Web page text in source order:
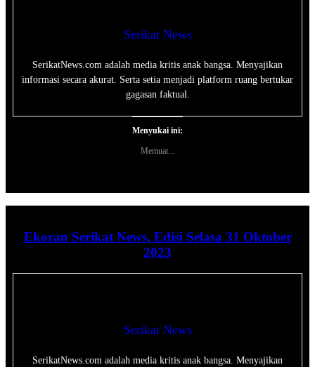
Serikat News
SerikatNews.com adalah media kritis anak bangsa. Menyajikan
informasi secara akurat. Serta setia menjadi platform ruang bertukar
gagasan faktual.
Menyukai ini:
Memuat...
Ekoran Serikat News, Edisi Selasa 31 Oktober
2023
Serikat News
SerikatNews.com adalah media kritis anak bangsa. Menyajikan